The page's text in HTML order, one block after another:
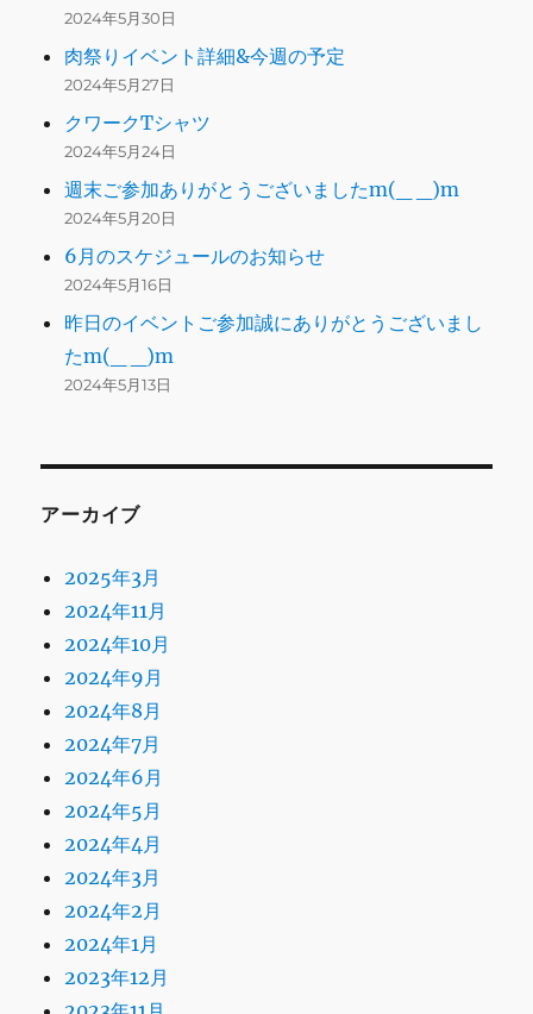
2024年5月30日
肉祭りイベント詳細&今週の予定
2024年5月27日
クワークTシャツ
2024年5月24日
週末ご参加ありがとうございましたm(_ _)m
2024年5月20日
6月のスケジュールのお知らせ
2024年5月16日
昨日のイベントご参加誠にありがとうございまし
たm(_ _)m
2024年5月13日
アーカイブ
2025年3月
2024年11月
2024年10月
2024年9月
2024年8月
2024年7月
2024年6月
2024年5月
2024年4月
2024年3月
2024年2月
2024年1月
2023年12月